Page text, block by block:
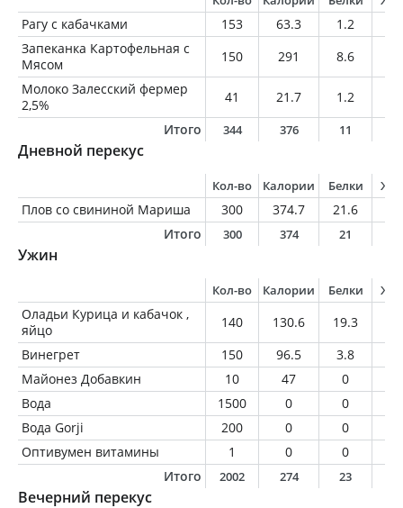
Рагу с кабачками 153 63.3 1.2
Запеканка Картофельная с
Мясом
150 291 8.6
Молоко Залесский фермер
2,5%
41 21.7 1.2
Итого
344 376 11
Дневной перекус
Кол-во Калории Белки
Плов со свининой Мариша 300 374.7 21.6
Итого
300 374 21
Ужин
Кол-во Калории Белки
Оладьи Курица и кабачок ,
яйцо
140 130.6 19.3
Винегрет
150 96.5 3.8
Майонез Добавкин
10 47 0
Вода
1500 0 0
Вода Gorji
200 0 0
Оптивумен витамины
1 0 0
Итого
2002 274 23
Вечерний перекус